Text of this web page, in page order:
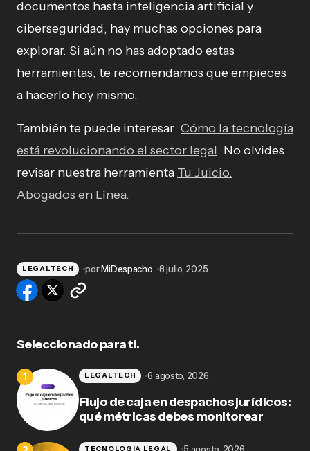
documentos hasta inteligencia artificial y
ciberseguridad, hay muchas opciones para
explorar. Si aún no has adoptado estas
herramientas, te recomendamos que empieces
a hacerlo hoy mismo.
También te puede interesar: Cómo la tecnología
está revolucionando el sector legal. No olvides
revisar nuestra herramienta Tu Juicio.
Abogados en Línea.
LEGALTECH porMiDespacho 8 julio, 2025
Seleccionado para ti.
Flujo de caja en despachos jurídicos:
qué métricas debes monitorear
LEGALTECH 6 agosto, 2026
TECNOLOGÍA LEGAL